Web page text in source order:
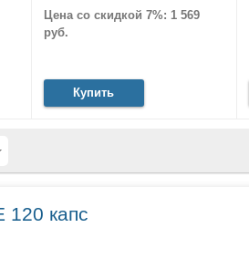
Цена со скидкой 7%: 1 569
руб.
Купить
капс